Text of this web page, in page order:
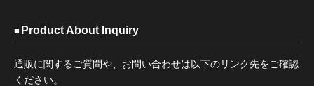
Product About Inquiry
通販に関するご質問や、お問い合わせは以下のリンク先をご確認
ください。